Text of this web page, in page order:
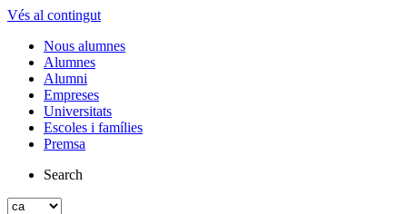
Vés al contingut
Nous alumnes
Alumnes
Alumni
Empreses
Universitats
Escoles i famílies
Premsa
Search